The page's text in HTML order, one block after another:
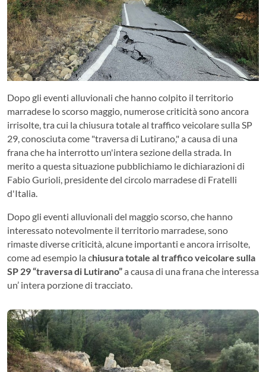
Dopo gli eventi alluvionali che hanno colpito il territorio
marradese lo scorso maggio, numerose criticità sono ancora
irrisolte, tra cui la chiusura totale al traffico veicolare sulla SP
29, conosciuta come "traversa di Lutirano," a causa di una
frana che ha interrotto un'intera sezione della strada. In
merito a questa situazione pubblichiamo le dichiarazioni di
Fabio Gurioli, presidente del circolo marradese di Fratelli
d'Italia.
Dopo gli eventi alluvionali del maggio scorso, che hanno
interessato notevolmente il territorio marradese, sono
rimaste diverse criticità, alcune importanti e ancora irrisolte,
come ad esempio la chiusura totale al traffico veicolare sulla
SP 29 “traversa di Lutirano”a causa di una frana che interessa
un’ intera porzione di tracciato.